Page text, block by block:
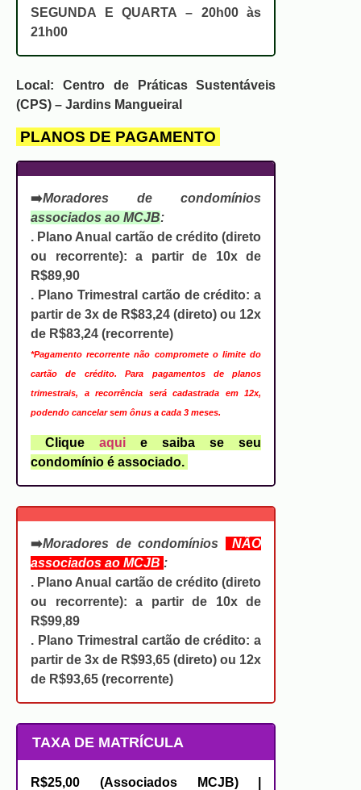
SEGUNDA E QUARTA – 20h00 às
21h00
Local: Centro de Práticas Sustentáveis
(CPS) – Jardins Mangueiral
PLANOS DE PAGAMENTO
➡️Moradores de condomínios
associados ao MCJB:
. Plano Anual cartão de crédito (direto
ou recorrente):a partir de 10x de
R$89,90
. Plano Trimestral cartão de crédito:a
partir de 3x de R$83,24 (direto) ou 12x
de R$83,24 (recorrente)
*Pagamento recorrente não compromete o limite do
cartão de crédito. Para pagamentos de planos
trimestrais, a recorrência será cadastrada em 12x,
podendo cancelar sem ônus a cada 3 meses.
Cliqueaqui e saiba se seu
condomínio é associado.
➡️Moradores de condomínios
NÃO
associados ao MCJB :
. Plano Anual cartão de crédito (direto
ou recorrente):a partir de 10x de
R$99,89
. Plano Trimestral cartão de crédito:a
partir de 3x de R$93,65 (direto) ou 12x
de R$93,65 (recorrente)
TAXA DE MATRÍCULA
R$25,00 (Associados MCJB) |